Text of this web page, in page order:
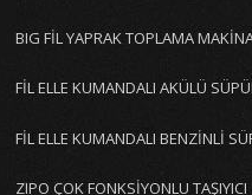
BIG FİL YAPRAK TOPLAMA
FİL ELLE KUMANDALI AKÜLÜ
FİL ELLE KUMANDALI BENZİNLİ
ZIPO ÇOK FONKSİYONLU TAŞIYICI